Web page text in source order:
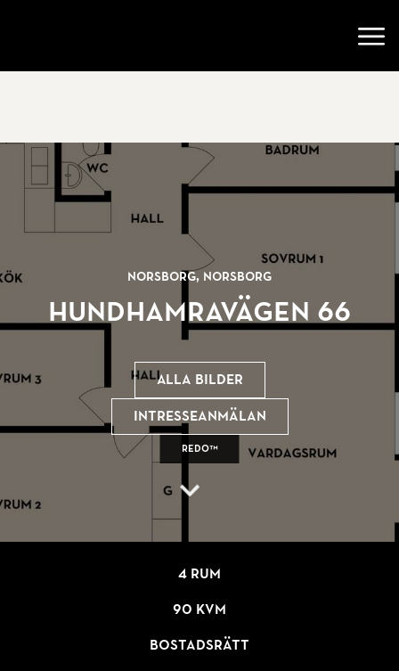
Norsborg, Norsborg
Hundhamravägen 66
REDO™
Alla bilder
Intresseanmälan
4 rum
90 kvm
Bostadsrätt